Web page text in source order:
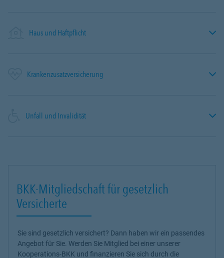
Haus und Haftpflicht
Krankenzusatzversicherung
Unfall und Invalidität
BKK-Mitgliedschaft für gesetzlich
Versicherte
Sie sind gesetzlich versichert? Dann haben wir ein passendes
Angebot für Sie. Werden Sie Mitglied bei einer unserer
Kooperations-BKK und finanzieren Sie sich durch die